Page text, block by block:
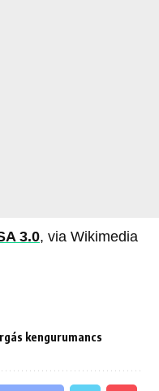
3.0, via Wikimedia
kengurumancs